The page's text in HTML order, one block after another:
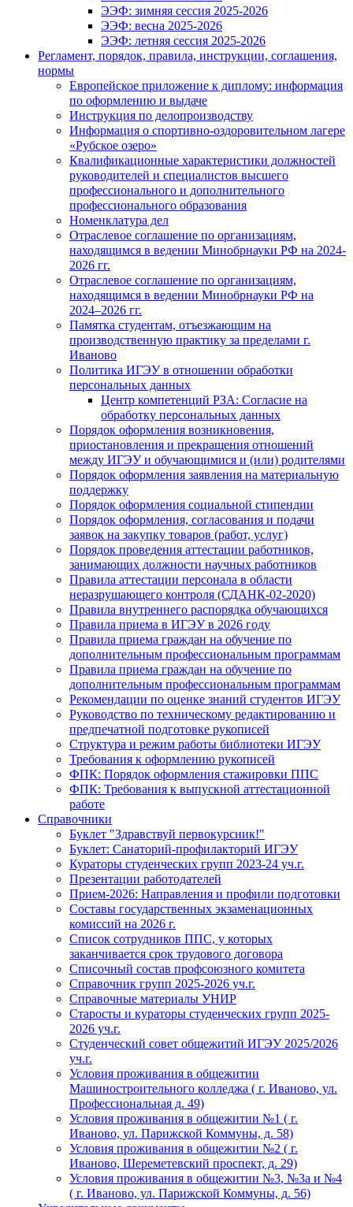
ЭЭФ: зимняя сессия 2025-2026
ЭЭФ: весна 2025-2026
ЭЭФ: летняя сессия 2025-2026
Регламент, порядок, правила, инструкции, соглашения,
нормы
Европейское приложение к диплому: информация
по оформлению и выдаче
Инструкция по делопроизводству
Информация о спортивно-оздоровительном лагере
«Рубское озеро»
Квалификационные характеристики должностей
руководителей и специалистов высшего
профессионального и дополнительного
профессионального образования
Номенклатура дел
Отраслевое соглашение по организациям,
находящимся в ведении Минобрнауки РФ на 2024-
2026 гг.
Отраслевое соглашение по организациям,
находящимся в ведении Минобрнауки РФ на
2024–2026 гг.
Памятка студентам, отъезжающим на
производственную практику за пределами г.
Иваново
Политика ИГЭУ в отношении обработки
персональных данных
Центр компетенций РЗА: Согласие на
обработку персональных данных
Порядок оформления возникновения,
приостановления и прекращения отношений
между ИГЭУ и обучающимися и (или) родителями
Порядок оформления заявления на материальную
поддержку
Порядок оформления социальной стипендии
Порядок оформления, согласования и подачи
заявок на закупку товаров (работ, услуг)
Порядок проведения аттестации работников,
занимающих должности научных работников
Правила аттестации персонала в области
неразрушающего контроля (СДАНК-02-2020)
Правила внутреннего распорядка обучающихся
Правила приема в ИГЭУ в 2026 году
Правила приема граждан на обучение по
дополнительным профессиональным программам
Правила приема граждан на обучение по
дополнительным профессиональным программам
Рекомендации по оценке знаний студентов ИГЭУ
Руководство по техническому редактированию и
предпечатной подготовке рукописей
Структура и режим работы библиотеки ИГЭУ
Требования к оформлению рукописей
ФПК: Порядок оформления стажировки ППС
ФПК: Требования к выпускной аттестационной
работе
Справочники
Буклет "Здравствуй первокурсник!"
Буклет: Санаторий-профилакторий ИГЭУ
Кураторы студенческих групп 2023-24 уч.г.
Презентации работодателей
Прием-2026: Направления и профили подготовки
Составы государственных экзаменационных
комиссий на 2026 г.
Список сотрудников ППС, у которых
заканчивается срок трудового договора
Списочный состав профсоюзного комитета
Справочник групп 2025-2026 уч.г.
Справочные материалы УНИР
Старосты и кураторы студенческих групп 2025-
2026 уч.г.
Студенческий совет общежитий ИГЭУ 2025/2026
уч.г.
Условия проживания в общежитии
Машиностроительного колледжа ( г. Иваново, ул.
Профессиональная д. 49)
Условия проживания в общежитии №1 ( г.
Иваново, ул. Парижской Коммуны, д. 58)
Условия проживания в общежитии №2 ( г.
Иваново, Шереметевский проспект, д. 29)
Условия проживания в общежитии №3, №3а и №4
( г. Иваново, ул. Парижской Коммуны, д. 56)